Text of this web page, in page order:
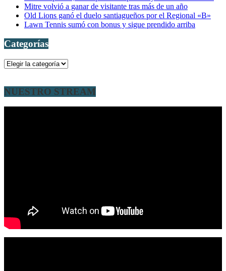
Mitre volvió a ganar de visitante tras más de un año
Old Lions ganó el duelo santiagueños por el Regional «B»
Lawn Tennis sumó con bonus y sigue prendido arriba
Categorías
Categorías
NUESTRO STREAM